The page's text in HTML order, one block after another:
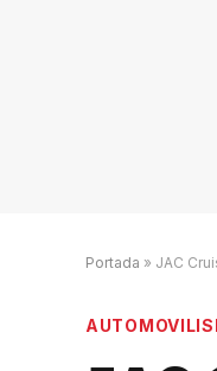
Portada » JAC